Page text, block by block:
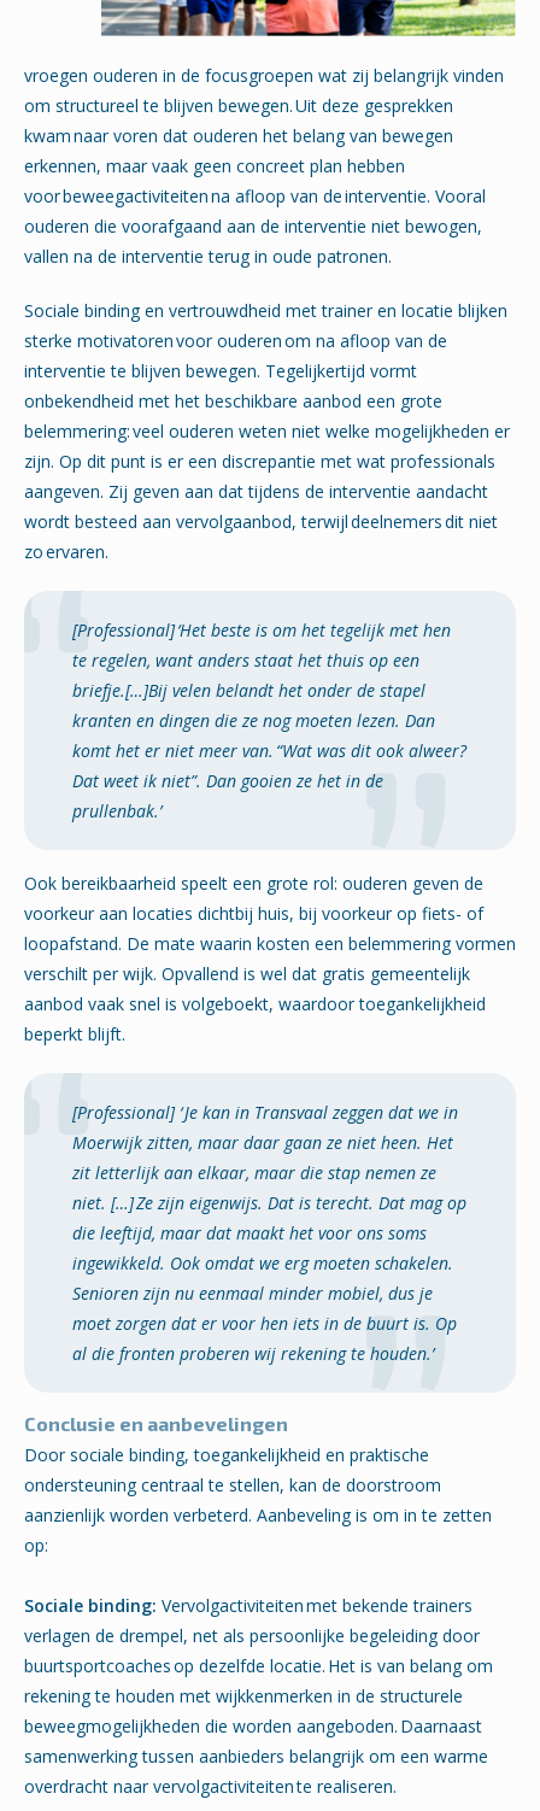
vroegen ouderen in de focusgroepen wat zij belangrijk vinden
om structureel te blijven bewegen. Uit deze gesprekken
kwam naar voren dat ouderen het belang van bewegen
erkennen, maar vaak geen concreet plan hebben
voor beweegactiviteiten na afloop van de interventie. Vooral
ouderen die voorafgaand aan de interventie niet bewogen,
vallen na de interventie terug in oude patronen.
Sociale binding en vertrouwdheid met trainer en locatie blijken
sterke motivatoren voor ouderen om na afloop van de
interventie te blijven bewegen. Tegelijkertijd vormt
onbekendheid met het beschikbare aanbod een grote
belemmering: veel ouderen weten niet welke mogelijkheden er
zijn. Op dit punt is er een discrepantie met wat professionals
aangeven. Zij geven aan dat tijdens de interventie aandacht
wordt besteed aan vervolgaanbod, terwijl deelnemers dit niet
zo ervaren.
[Professional]‘Het beste is om het tegelijk met hen
te regelen, want anders staat het thuis op een
briefje.[…]Bij velen belandt het onder de stapel
kranten en dingen die ze nog moeten lezen. Dan
komt het er niet meer van. “Wat was dit ook alweer?
Dat weet ik niet”. Dan gooien ze het in de
prullenbak.’
Ook bereikbaarheid speelt een grote rol: ouderen geven de
voorkeur aan locaties dichtbij huis, bij voorkeur op fiets- of
loopafstand. De mate waarin kosten een belemmering vormen
verschilt per wijk. Opvallend is wel dat gratis gemeentelijk
aanbod vaak snel is volgeboekt, waardoor toegankelijkheid
beperkt blijft.
[Professional] ‘ Je kan in Transvaal zeggen dat we in
Moerwijk zitten, maar daar gaan ze niet heen. Het
zit letterlijk aan elkaar, maar die stap nemen ze
niet. […] Ze zijn eigenwijs. Dat is terecht. Dat mag op
die leeftijd, maar dat maakt het voor ons soms
ingewikkeld. Ook omdat we erg moeten schakelen.
Senioren zijn nu eenmaal minder mobiel, dus je
moet zorgen dat er voor hen iets in de buurt is. Op
al die fronten proberen wij rekening te houden.’
Conclusie en aanbevelingen
Door sociale binding, toegankelijkheid en praktische
ondersteuning centraal te stellen, kan de doorstroom
aanzienlijk worden verbeterd. Aanbeveling is om in te zetten
op:
Sociale binding: Vervolgactiviteiten met bekende trainers
verlagen de drempel, net als persoonlijke begeleiding door
buurtsportcoaches op dezelfde locatie. Het is van belang om
rekening te houden met wijkkenmerken in de structurele
beweegmogelijkheden die worden aangeboden. Daarnaast
samenwerking tussen aanbieders belangrijk om een warme
overdracht naar vervolgactiviteiten te realiseren.